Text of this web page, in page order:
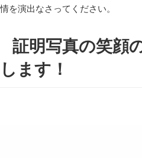
情を演出なさってください。
証明写真の笑顔
します！